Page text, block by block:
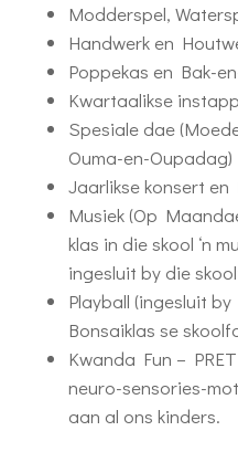
Modderspel,
Handwerk en
Poppekas en Bak-
Kwartaalikse
Spesiale dae
Ouma-en-Oupadag)
Jaarlikse konsert en
Musiek (Op
klas in die skool ‘n
ingesluit by die
Playball (ingesluit
Bonsaiklas se
Kwanda Fun –
neuro-sensories-
aan al ons kinders.